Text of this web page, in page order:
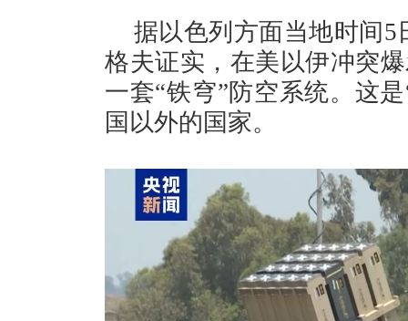
据以色列方面当地时间5
格夫证实，在美以伊冲突
一套“铁穹”防空系统。这
国以外的国家。